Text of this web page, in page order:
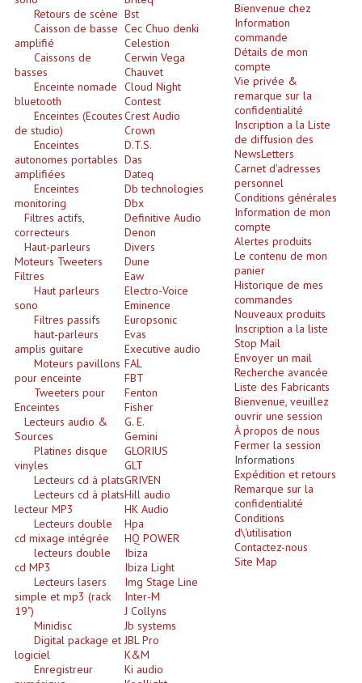
Selecteurs Audio Vidéo
Amplificateurs
Amplificateurs Multi-Canaux
Casques Stéréo
Compresseurs , Limiteurs , Noise Gate
Egaliseur Egaliseurs
Enceintes Et Caissons Basses
Enceintes Amplifiées Actives
Enceintes, Système Amplifiés
Enceintes Passives Sono
Caisson De Basse Amplifié
Caissons De Basses
Enceinte Nomade Bluetooth
Enceintes (Ecoutes De Studio)
Enceintes Autonomes Portables Amplifiées
Enceintes Hifi
Enceintes Monitoring
Filtres Actifs, Correcteurs
Retours de scène
Caisson de basse
amplifié
Caissons de
basses
Enceinte nomade
bluetooth
Enceintes (Ecoutes
de studio)
Enceintes
autonomes portables
amplifiées
Enceintes
monitoring
Filtres actifs,
correcteurs
Haut-parleurs
Moteurs Tweeters
Filtres
Haut parleurs
sono
Filtres passifs
haut-parleurs
amplis guitare
Moteurs pavillons
pour enceinte
Tweeters pour
Enceintes
Lecteurs audio &
Sources
Platines disque
vinyles
Lecteurs cd à plats
Lecteurs cd à plats
lecteur MP3
Lecteurs double
cd mixage intégrée
lecteurs double
cd MP3
Lecteurs lasers
simple et mp3 (rack
19")
Minidisc
Digital package et
logiciel
Enregistreur
Bst
Cec Chuo denki
Celestion
Cerwin Vega
Chauvet
Cloud Night
Contest
Crest Audio
Crown
D.T.S.
Das
Dateq
Db technologies
Dbx
Definitive Audio
Denon
Divers
Dune
Eaw
Electro-Voice
Eminence
Europsonic
Evas
Executive audio
FAL
FBT
Fenton
Fisher
G. E.
Gemini
GLORIUS
GLT
GRIVEN
Hill audio
HK Audio
Hpa
HQ POWER
Ibiza
Ibiza Light
Img Stage Line
Inter-M
J Collyns
Jb systems
JBL Pro
K&M
Ki audio
Bienvenue chez
Information
commande
Détails de mon
compte
Vie privée &
remarque sur la
confidentialité
Inscription a la Liste
de diffusion des
NewsLetters
Carnet d'adresses
personnel
Conditions générales
Information de mon
compte
Alertes produits
Le contenu de mon
panier
Historique de mes
commandes
Nouveaux produits
Inscription a la liste
Stop Mail
Envoyer un mail
Recherche avancée
Liste des Fabricants
Bienvenue, veuillez
ouvrir une session
À propos de nous
Fermer la session
Informations
Expédition et retours
Remarque sur la
confidentialité
Conditions
d\'utilisation
Contactez-nous
Site Map